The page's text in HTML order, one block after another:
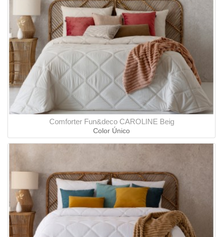
Comforter Fun&deco CAROLINE Beig
Color Único